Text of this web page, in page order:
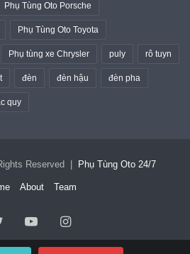
Phụ Tùng Oto Porsche
Phụ Tùng Oto Toyota
Phụ tùng xe Chrysler puly rô tuyn
đèn đèn hậu đèn pha
quy
Reserved | Phụ Tùng Oto 24/7
About Team
TwitterYouTubeInstagram